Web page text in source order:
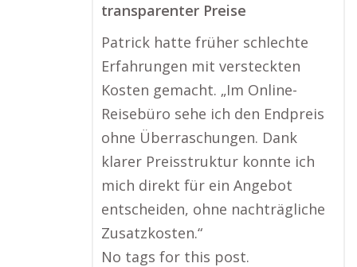
transparenter Preise
Patrick hatte früher schlechte
Erfahrungen mit versteckten
Kosten gemacht. „Im Online-
Reisebüro sehe ich den Endpreis
ohne Überraschungen. Dank
klarer Preisstruktur konnte ich
mich direkt für ein Angebot
entscheiden, ohne nachträgliche
Zusatzkosten.“
No tags for this post.